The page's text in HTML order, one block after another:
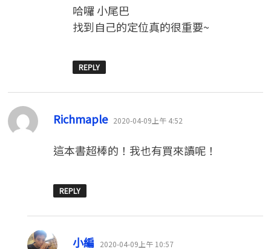
哈囉 小尾巴
找到自己的定位真的很重要~
REPLY
Richmaple表
示:2020-04-09上午 4:52
這本書超棒的！我也有買來讀呢！
REPLY
小編表2020-04-09上午 10:57